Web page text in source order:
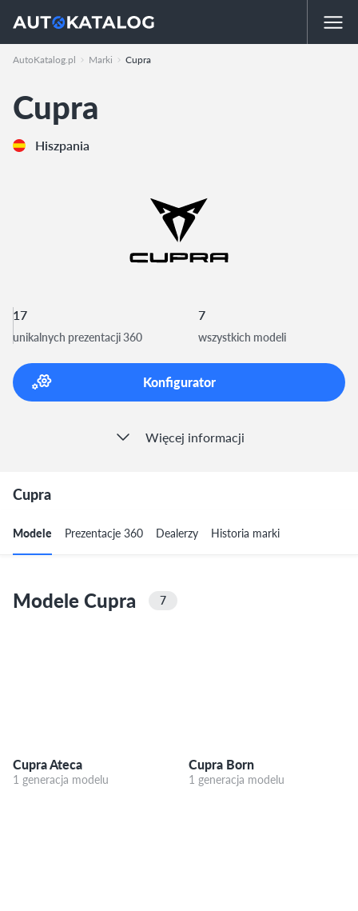
AutoKatalog.pl Marki Cupra
Cupra
Hiszpania
17
unikalnych prezentacji 360
7
wszystkich modeli
Konfigurator
Więcej informacji
Cupra
Modele Prezentacje 360 Dealerzy Historia marki
Modele Cupra 7
Cupra Ateca
1 generacja modelu
Cupra Born
1 generacja modelu